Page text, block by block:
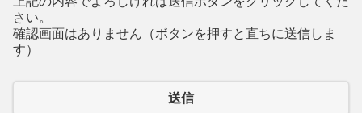
さい。
確認画面はありません（ボタンを押すと直ちに送信しま
す）
送信